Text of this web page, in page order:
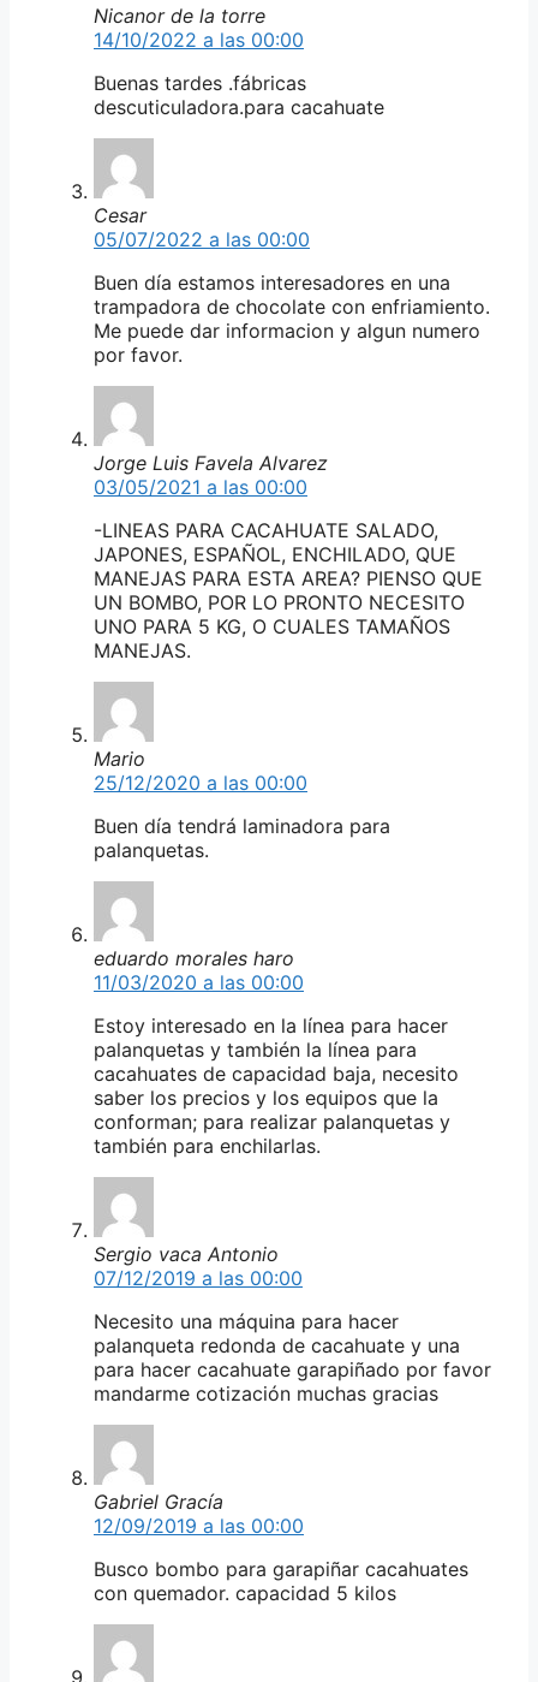
Nicanor de la torre
14/10/2022 a las 00:00
Buenas tardes .fábricas
descuticuladora.para cacahuate
Cesar
05/07/2022 a las 00:00
Buen día estamos interesadores en una
trampadora de chocolate con enfriamiento.
Me puede dar informacion y algun numero
por favor.
Jorge Luis Favela Alvarez
03/05/2021 a las 00:00
-LINEAS PARA CACAHUATE SALADO,
JAPONES, ESPAÑOL, ENCHILADO, QUE
MANEJAS PARA ESTA AREA? PIENSO QUE
UN BOMBO, POR LO PRONTO NECESITO
UNO PARA 5 KG, O CUALES TAMAÑOS
MANEJAS.
Mario
25/12/2020 a las 00:00
Buen día tendrá laminadora para
palanquetas.
eduardo morales haro
11/03/2020 a las 00:00
Estoy interesado en la línea para hacer
palanquetas y también la línea para
cacahuates de capacidad baja, necesito
saber los precios y los equipos que la
conforman; para realizar palanquetas y
también para enchilarlas.
Sergio vaca Antonio
07/12/2019 a las 00:00
Necesito una máquina para hacer
palanqueta redonda de cacahuate y una
para hacer cacahuate garapiñado por favor
mandarme cotización muchas gracias
Gabriel Gracía
12/09/2019 a las 00:00
Busco bombo para garapiñar cacahuates
con quemador. capacidad 5 kilos